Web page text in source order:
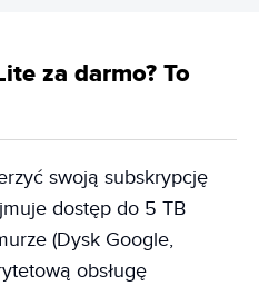
za darmo? To
swoją subskrypcję
dostęp do 5 TB
(Dysk Google,
obsługę